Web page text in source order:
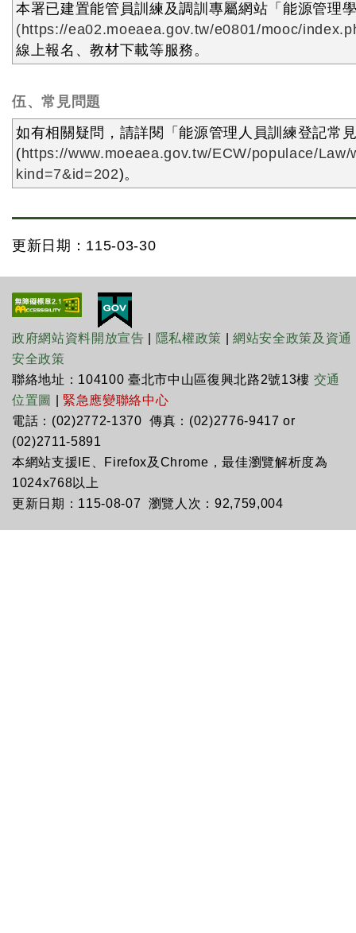
本署已建置能管員訓練及調訓專屬網站「能源管理
(https://ea02.moeaea.gov.tw/e0801/mooc/
線上報名、教材下載等服務。
伍、常見問題
如有相關疑問，請詳閱「能源管理人員訓練登記常
(https://www.moeaea.gov.tw/ECW/populace/
kind=7&id=202)。
更新日期：115-03-30
政府網站資料開放宣告 隱私權政策 |網站安全政策及資通
安全政策
聯絡地址：104100 臺北市中山區復興北路2號13樓 交通
位置圖
緊急應變聯絡中心
電話：(02)2772-1370 傳真：(02)2776-9417 or
(02)2711-5891
本網站支援IE、Firefox及Chrome，最佳瀏覽解析度為
1024x768以上
更新日期：115-08-07 瀏覽人次：92,759,004